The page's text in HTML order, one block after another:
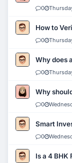
0
How to
0
Why does
0
Why
0
Smart
0
Is a 4 BHK